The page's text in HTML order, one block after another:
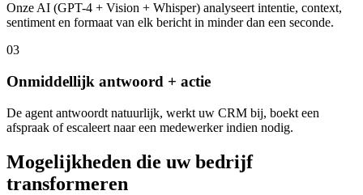
Onze AI (GPT-4 + Vision + Whisper) analyseert intentie, context,
sentiment en formaat van elk bericht in minder dan een seconde.
03
Onmiddellijk antwoord + actie
De agent antwoordt natuurlijk, werkt uw CRM bij, boekt een
afspraak of escaleert naar een medewerker indien nodig.
Mogelijkheden die uw bedrijf
transformeren